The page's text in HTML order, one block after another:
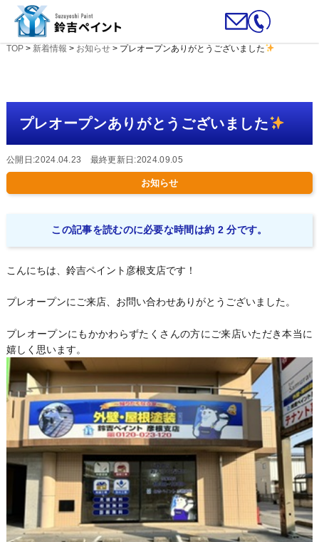
TOP> 新着情報 > お知らせ> プレオープンありがとうございました
プレオープンありがとうございました
公開日:2024.04.23 最終更新日:2024.09.05
お知らせ
この記事を読むのに必要な時間は約 2 分です。
こんにちは、鈴吉ペイント彦根支店です！
プレオープンにご来店、お問い合わせありがとうございました。
プレオープンにもかかわらずたくさんの方にご来店いただき本当に
嬉しく思います。